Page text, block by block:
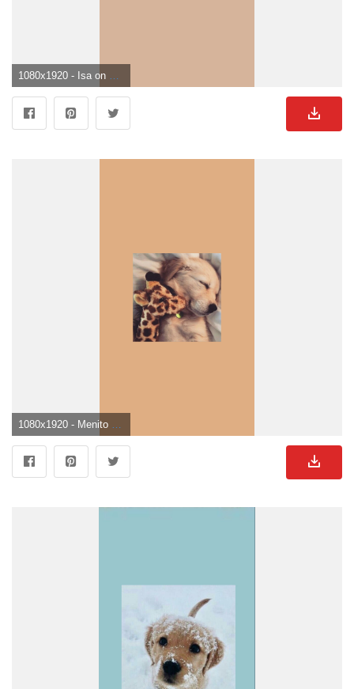
1080x1920 - Isa on Hintergrundbilder. Cute dog wallpaper, Cute animal photo, Dog wallpaper. Süße Hunde Hintergrundbild für Handy.